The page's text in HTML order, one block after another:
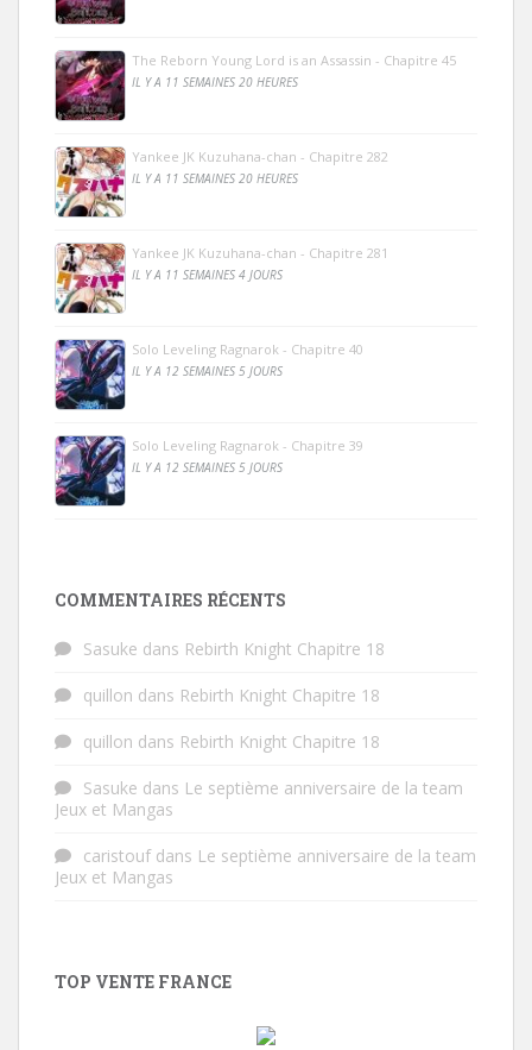
The Reborn Young Lord is an Assassin - Chapitre 45
IL Y A 11 SEMAINES 20 HEURES
Yankee JK Kuzuhana-chan - Chapitre 282
IL Y A 11 SEMAINES 20 HEURES
Yankee JK Kuzuhana-chan - Chapitre 281
IL Y A 11 SEMAINES 4 JOURS
Solo Leveling Ragnarok - Chapitre 40
IL Y A 12 SEMAINES 5 JOURS
Solo Leveling Ragnarok - Chapitre 39
IL Y A 12 SEMAINES 5 JOURS
COMMENTAIRES RÉCENTS
Sasuke dans Rebirth Knight Chapitre 18
quillon dans Rebirth Knight Chapitre 18
quillon dans Rebirth Knight Chapitre 18
Sasuke dans Le septième anniversaire de la team
Jeux et Mangas
caristoufdans Le septième anniversaire de la team
Jeux et Mangas
TOP VENTE FRANCE